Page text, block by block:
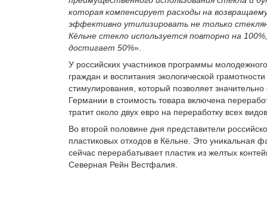
которая компенсирует расходы на
эффективно утилизировать не только
Кёльне стекло используется повторно на
достигает 50%».
У российских участников программы
граждан и воспитания экологической
стимулирования, который позволяет
Германии в стоимость товара включена
тратит около двух евро на переработку всех
Во второй половине дня представители
пластиковых отходов в Кёльне. Это уникальная
сейчас перерабатывает пластик из желтых
Северная Рейн Вестфалия.